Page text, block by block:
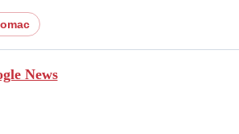
News